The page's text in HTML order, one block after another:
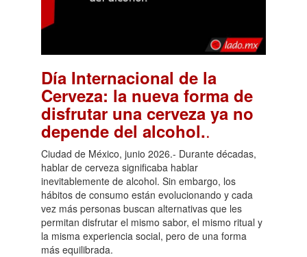
Día Internacional de la
Cerveza: la nueva forma de
disfrutar una cerveza ya no
depende del alcohol..
Ciudad de México, junio 2026.- Durante décadas,
hablar de cerveza significaba hablar
inevitablemente de alcohol. Sin embargo, los
hábitos de consumo están evolucionando y cada
vez más personas buscan alternativas que les
permitan disfrutar el mismo sabor, el mismo ritual y
la misma experiencia social, pero de una forma
más equilibrada.